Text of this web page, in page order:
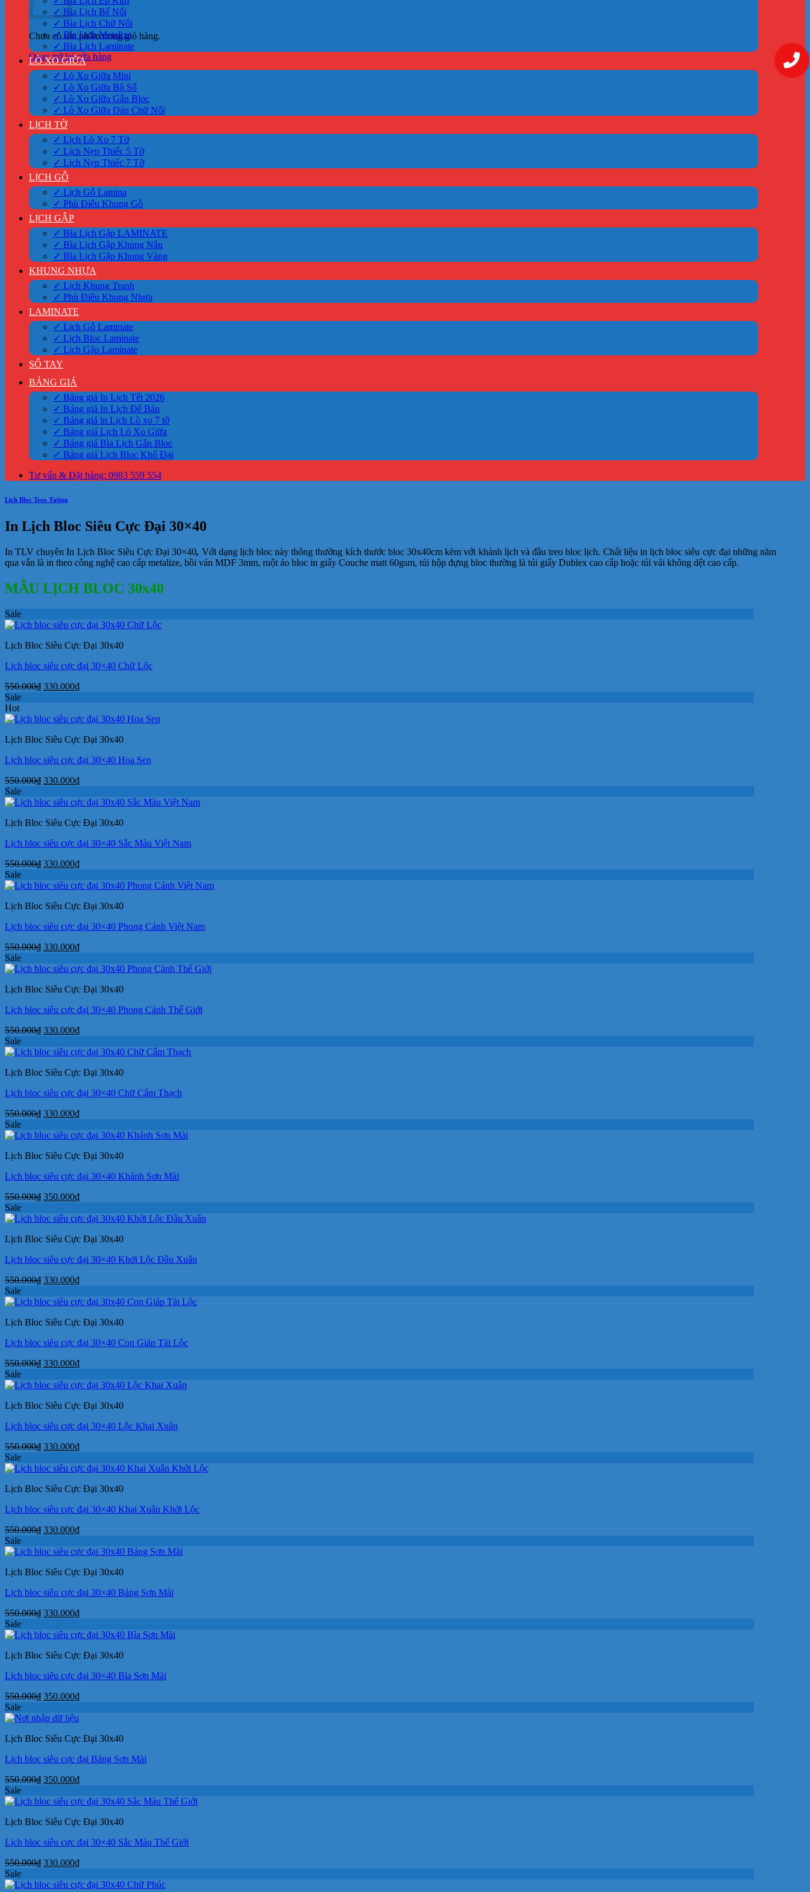
Chưa có sản phẩm trong giỏ hàng.
Quay trở lại cửa hàng
✓ Bìa Lịch Bế Nổi
✓ Bìa Lịch Chữ Nổi
✓ Bìa Lịch Metalize
✓ Bìa Lịch Laminate
LÒ XO GIỮA
✓ Lò Xo Giữa Mini
✓ Lò Xo Giữa Bộ Số
✓ Lò Xo Giữa Gắn Bloc
✓ Lò Xo Giữa Dán Chữ Nổi
LỊCH TỜ
✓ Lịch Lò Xo 7 Tờ
✓ Lịch Nẹp Thiếc 5 Tờ
✓ Lịch Nẹp Thiếc 7 Tờ
LỊCH GỖ
✓ Lịch Gỗ Lamina
✓ Phù Điêu Khung Gỗ
LỊCH GẬP
✓ Bìa Lịch Gập LAMINATE
✓ Bìa Lịch Gập Khung Nâu
✓ Bìa Lịch Gập Khung Vàng
KHUNG NHỰA
✓ Lịch Khung Tranh
✓ Phù Điêu Khung Nhựa
LAMINATE
✓ Lịch Gỗ Laminate
✓ Lịch Bloc Laminate
✓ Lịch Gập Laminate
SỔ TAY
BẢNG GIÁ
✓ Bảng giá In Lịch Tết 2026
✓ Bảng giá In Lịch Để Bàn
✓ Bảng giá in Lịch Lò xo 7 tờ
✓ Bảng giá Lịch Lò Xo Giữa
✓ Bảng giá Bìa Lịch Gắn Bloc
✓ Bảng giá Lịch Bloc Khổ Đại
Tư vấn & Đặt hàng: 0983 559 554
Lịch Bloc Treo Tường
In Lịch Bloc Siêu Cực Đại 30×40
In TLV chuyên In Lịch Bloc Siêu Cực Đại 30×40, Với dạng lịch bloc này thông thường kích thước bloc 30x40cm kèm với khánh lịch và đầu treo bloc lịch. Chất liệu in lịch bloc siêu cực đại những năm
qua vẫn là in theo công nghệ cao cấp metalize, bồi ván MDF 3mm, ruột áo bloc in giấy Couche matt 60gsm, túi hộp đựng bloc thường là túi giấy Dublex cao cấp hoặc túi vải không dệt cao cấp.
MẪU LỊCH BLOC 30x40
Sale
Lịch Bloc Siêu Cực Đại 30x40
Lịch bloc siêu cực đại 30×40 Chữ Lộc
550.000₫ Giá
550.000₫.
330.000₫Giá
là:
Sale
Hot
Lịch Bloc Siêu Cực Đại 30x40
Lịch bloc siêu cực đại 30×40 Hoa Sen
550.000₫ Giá
là:
330.000₫Giá
tại
330.000₫.
Sale
Lịch Bloc Siêu Cực Đại 30x40
Lịch bloc siêu cực đại 30×40 Sắc Màu Việt Nam
550.000₫ Giá
là:
330.000₫Giá
tại
330.000₫.
Sale
Lịch Bloc Siêu Cực Đại 30x40
Lịch bloc siêu cực đại 30×40 Phong Cảnh Việt Nam
550.000₫ Giá
là:
330.000₫Giá
tại
330.000₫.
Sale
Lịch Bloc Siêu Cực Đại 30x40
Lịch bloc siêu cực đại 30×40 Phong Cảnh Thế Giới
550.000₫ Giá
là:
330.000₫Giá
tại
330.000₫.
Sale
Lịch Bloc Siêu Cực Đại 30x40
Lịch bloc siêu cực đại 30×40 Chữ Cẩm Thạch
550.000₫ Giá
là:
330.000₫Giá
tại
330.000₫.
Sale
Lịch Bloc Siêu Cực Đại 30x40
Lịch bloc siêu cực đại 30×40 Khánh Sơn Mài
550.000₫ Giá
là:
350.000₫Giá
tại
350.000₫.
Sale
Lịch Bloc Siêu Cực Đại 30x40
Lịch bloc siêu cực đại 30×40 Khởi Lộc Đầu Xuân
550.000₫ Giá
là:
330.000₫Giá
tại
330.000₫.
Sale
Lịch Bloc Siêu Cực Đại 30x40
Lịch bloc siêu cực đại 30×40 Con Giáp Tài Lộc
550.000₫ Giá
là:
330.000₫Giá
tại
330.000₫.
Sale
Lịch Bloc Siêu Cực Đại 30x40
Lịch bloc siêu cực đại 30×40 Lộc Khai Xuân
550.000₫ Giá
là:
330.000₫Giá
tại
330.000₫.
Sale
Lịch Bloc Siêu Cực Đại 30x40
Lịch bloc siêu cực đại 30×40 Khai Xuân Khởi Lộc
550.000₫ Giá
là:
330.000₫Giá
tại
330.000₫.
Sale
Lịch Bloc Siêu Cực Đại 30x40
Lịch bloc siêu cực đại 30×40 Bảng Sơn Mài
550.000₫ Giá
là:
330.000₫Giá
tại
330.000₫.
Sale
Lịch Bloc Siêu Cực Đại 30x40
Lịch bloc siêu cực đại 30×40 Bìa Sơn Mài
550.000₫ Giá
là:
350.000₫Giá
350.000₫.
Sale
Lịch Bloc Siêu Cực Đại 30x40
Lịch bloc siêu cực đại Bảng Sơn Mài
550.000₫ Giá
là:
350.000₫Giá
tại
350.000₫.
Sale
Lịch Bloc Siêu Cực Đại 30x40
Lịch bloc siêu cực đại 30×40 Sắc Màu Thế Giới
550.000₫ Giá
là:
330.000₫Giá
tại
Sale